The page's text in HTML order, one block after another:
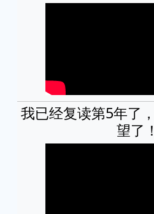
我已经复读第5年了
望了！